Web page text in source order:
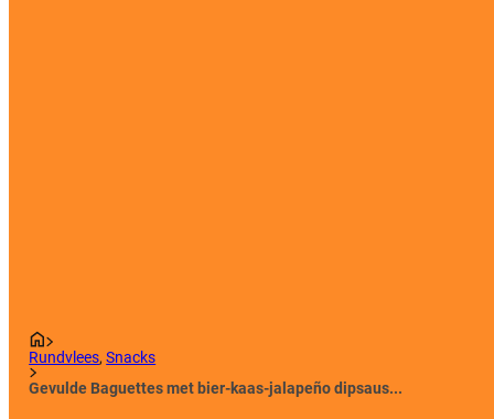
Rundvlees,Snacks
Gevulde Baguettes met bier-kaas-jalapeño dipsaus...